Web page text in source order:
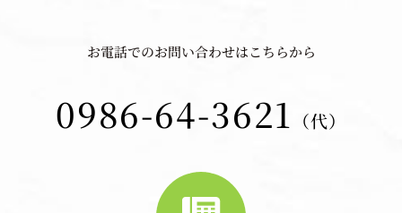
お電話でのお問い合わせはこちらから
0986-64-3621 （代）